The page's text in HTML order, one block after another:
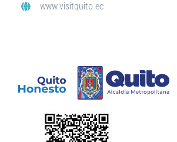
www.visitquito.ec